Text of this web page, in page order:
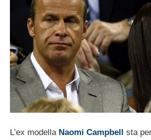
L’ex modella Naomi Campbell sta